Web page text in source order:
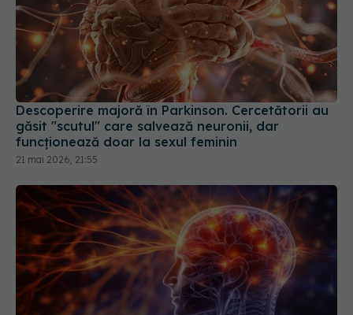
Descoperire majoră în Parkinson. Cercetătorii au
găsit "scutul" care salvează neuronii, dar
funcționează doar la sexul feminin
21 mai 2026, 21:55